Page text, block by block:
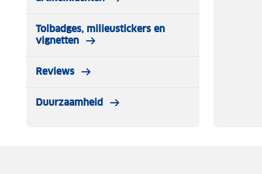
Tolbadges, milieustickers en
vignetten
Reviews
Duurzaamheid